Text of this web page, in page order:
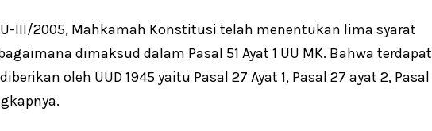
III/2005, Mahkamah Konstitusi telah menentukan lima syarat
dimaksud dalam Pasal 51 Ayat 1 UU MK. Bahwa terdapat
oleh UUD 1945 yaitu Pasal 27 Ayat 1, Pasal 27 ayat 2, Pasal